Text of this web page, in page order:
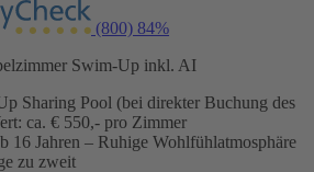
(800) 84%
Swim-Up inkl. AI
Sharing Pool (bei direkter Buchung des
ca. € 550,- pro Zimmer
16 Jahren – Ruhige Wohlfühlatmosphäre
zu zweit